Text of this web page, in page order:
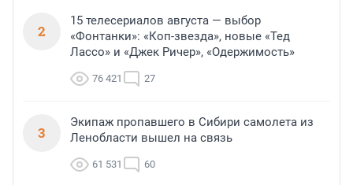
2
15 телесериалов августа — выбор
«Фонтанки»: «Коп-звезда», новые «Тед
Лассо» и «Джек Ричер», «Одержимость»
76 421 27
3
Экипаж пропавшего в Сибири самолета из
Ленобласти вышел на связь
61 531 60